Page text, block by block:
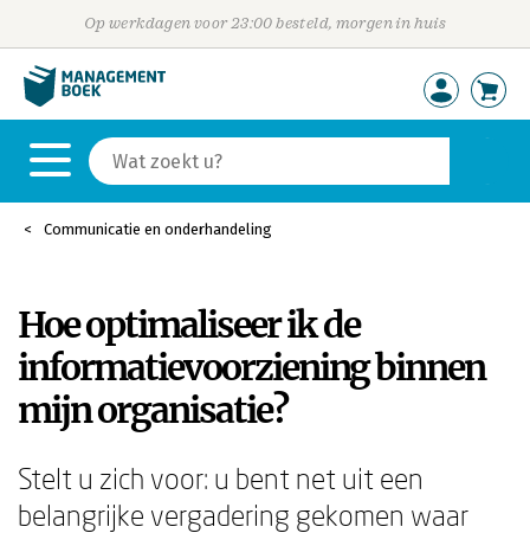
Op werkdagen voor 23:00 besteld, morgen in huis
Communicatie en onderhandeling
Hoe optimaliseer ik de
informatievoorziening binnen
mijn organisatie?
Stelt u zich voor: u bent net uit een
belangrijke vergadering gekomen waar